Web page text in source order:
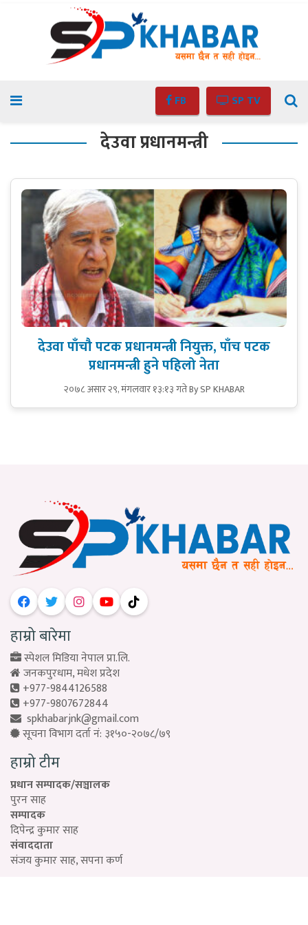
FB SP TV
देउवा प्रधानमन्त्री
देउवा पाँचौ पटक प्रधानमन्त्री नियुक्त, पाँच पटक
प्रधानमन्त्री हुने पहिलो नेता
२०७८ असार २९, मंगलवार १३:१३ गतेBy SP KHABAR
हाम्रो बारेमा
स्पेशल मिडिया नेपाल प्रा.लि.
जनकपुरधाम, मधेश प्रदेश
+977-9844126588
+977-9807672844
spkhabarjnk@gmail.com
सूचना विभाग दर्ता नं: ३१५०-२०७८/७९
हाम्रो टीम
प्रधान सम्पादक/सञ्चालक
पुरन साह
सम्पादक
दिपेन्द्र कुमार साह
संवाददाता
संजय कुमार साह, सपना कर्ण